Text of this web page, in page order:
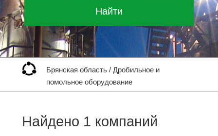
Найти
Брянская область / Дробильное и
помольное оборудование
Найдено 1 компаний